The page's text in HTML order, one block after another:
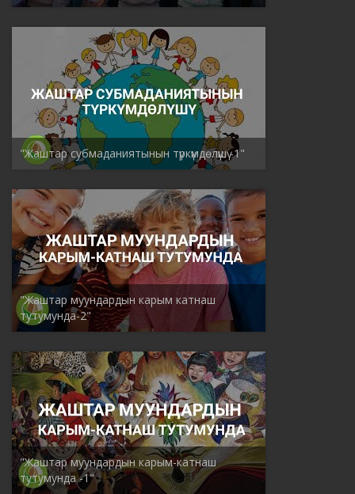
"Жаштар субмаданиятынын түркүмдөлүшү -1"
"Жаштар муундардын карым катнаш
тутумунда-2"
"Жаштар муундардын карым-катнаш
тутумунда -1"